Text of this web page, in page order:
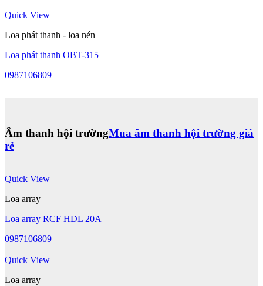
Quick View
Loa phát thanh - loa nén
Loa phát thanh OBT-315
0987106809
Âm thanh hội trườngMua âm thanh hội trường giá
rẻ
Quick View
Loa array
Loa array RCF HDL 20A
0987106809
Quick View
Loa array